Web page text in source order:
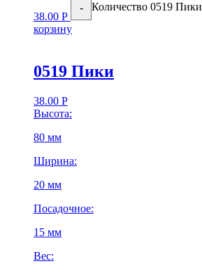
38.00 Р
- Количество 0519 Пики
корзину
0519 Пики
38.00 Р
Высота:
80 мм
Ширина:
20 мм
Посадочное:
15 мм
Вес: